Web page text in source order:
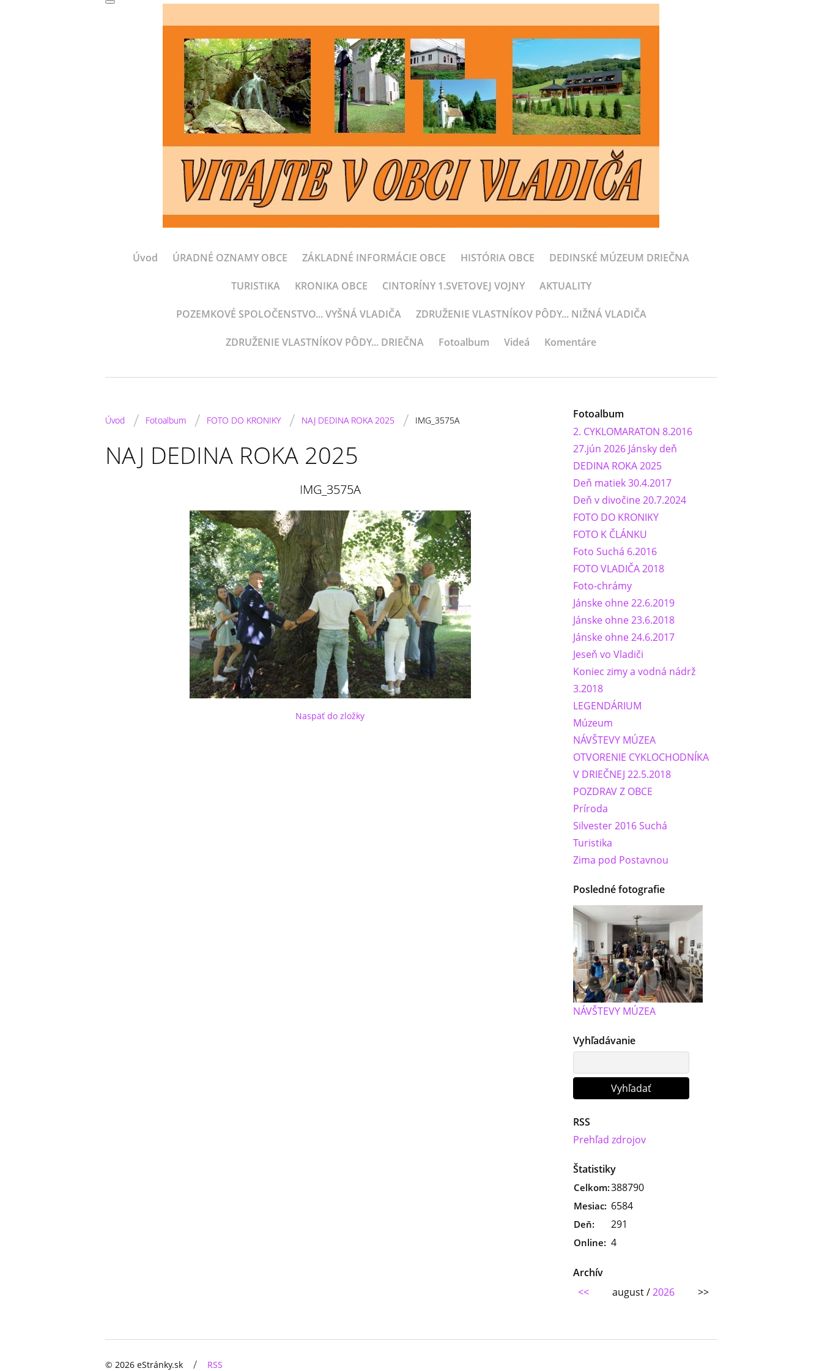
Úvod ÚRADNÉ OZNAMY OBCE ZÁKLADNÉ INFORMÁCIE OBCE HISTÓRIA OBCE DEDINSKÉ MÚZEUM DRIEČNA
TURISTIKA KRONIKA OBCE CINTORÍNY 1.SVETOVEJ VOJNY AKTUALITY
POZEMKOVÉ SPOLOČENSTVO... VYŠNÁ VLADIČA ZDRUŽENIE VLASTNÍKOV PÔDY... NIŽNÁ VLADIČA
ZDRUŽENIE VLASTNÍKOV PÔDY... DRIEČNA Fotoalbum Videá Komentáre
Úvod / Fotoalbum / FOTO DO KRONIKY / NAJ DEDINA ROKA 2025 / IMG_3575A
NAJ DEDINA ROKA 2025
IMG_3575A
Naspäť do zložky
Fotoalbum
2. CYKLOMARATON 8.2016
27.jún 2026 Jánsky deň
DEDINA ROKA 2025
Deň matiek 30.4.2017
Deň v divočine 20.7.2024
FOTO DO KRONIKY
FOTO K ČLÁNKU
Foto Suchá 6.2016
FOTO VLADIČA 2018
Foto-chrámy
Jánske ohne 22.6.2019
Jánske ohne 23.6.2018
Jánske ohne 24.6.2017
Jeseň vo Vladiči
Koniec zimy a vodná nádrž
3.2018
LEGENDÁRIUM
Múzeum
NÁVŠTEVY MÚZEA
OTVORENIE CYKLOCHODNÍKA
V DRIEČNEJ 22.5.2018
POZDRAV Z OBCE
Príroda
Silvester 2016 Suchá
Turistika
Zima pod Postavnou
Posledné fotografie
NÁVŠTEVY MÚZEA
Vyhľadávanie
RSS
Prehľad zdrojov
Štatistiky
Online: 4
Celkom:388790
Mesiac: 6584
Deň: 291
Archív
<<
august /2026 >>
© 2026 eStránky.sk / RSS